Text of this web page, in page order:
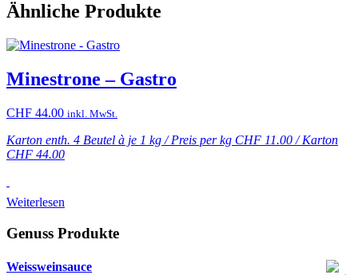
Ähnliche Produkte
Minestrone – Gastro
CHF 44.00 inkl. MwSt.
Karton enth. 4 Beutel à je 1 kg / Preis per kg CHF 11.00 / Karton
CHF 44.00
Weiterlesen
Haupt-
Genuss Produkte
Weissweinsauce